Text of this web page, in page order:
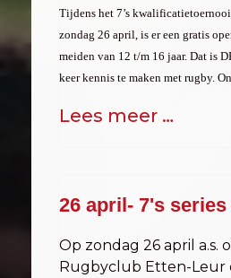
Tijdens het 7’s
zondag 26 april, is er een gratis
meiden van 12 t/m 16 jaar. Dat is
keer kennis te maken met rugby.
Lees meer …
26 april- 7's
Op zondag 26 april a.s.
Rugbyclub Etten-Leur